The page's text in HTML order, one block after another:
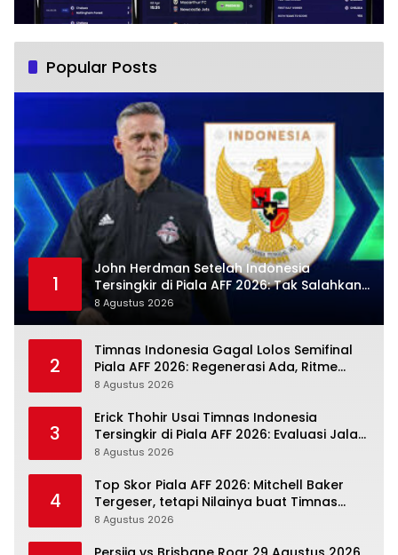
Popular Posts
1
John Herdman Setelah Indonesia
Tersingkir di Piala AFF 2026: Tak Salahkan
Wasit, Mitchell Baker Tetap Jadi Modal
8 Agustus 2026
2
Timnas Indonesia Gagal Lolos Semifinal
Piala AFF 2026: Regenerasi Ada, Ritme
Kompetisi Masih Harus Mengejar
8 Agustus 2026
3
Erick Thohir Usai Timnas Indonesia
Tersingkir di Piala AFF 2026: Evaluasi Jalan,
Agenda Berikutnya Sudah Dekat
8 Agustus 2026
4
Top Skor Piala AFF 2026: Mitchell Baker
Tergeser, tetapi Nilainya buat Timnas
Indonesia Justru Naik
8 Agustus 2026